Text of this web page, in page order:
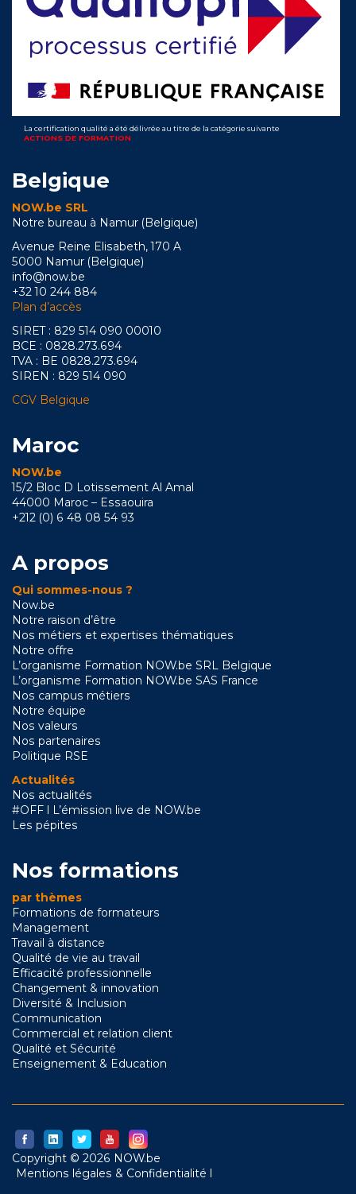
La certification qualité a été délivrée au titre de la catégorie suivante
ACTIONS DE FORMATION
Belgique
NOW.be SRL
Notre bureau à Namur (Belgique)
Avenue Reine Elisabeth, 170 A
5000 Namur (Belgique)
info@now.be
+32 10 244 884
Plan d’accès
SIRET : 829 514 090 00010
BCE : 0828.273.694
TVA : BE 0828.273.694
SIREN : 829 514 090
CGV Belgique
Maroc
NOW.be
15/2 Bloc D Lotissement Al Amal
44000 Maroc – Essaouira
+212 (0) 6 48 08 54 93
A propos
Qui sommes-nous ?
Now.be
Notre raison d’être
Nos métiers et expertises thématiques
Notre offre
L’organisme Formation NOW.be SRL Belgique
L’organisme Formation NOW.be SAS France
Nos campus métiers
Notre équipe
Nos valeurs
Nos partenaires
Politique RSE
Actualités
Nos actualités
#OFF l L’émission live de NOW.be
Les pépites
Nos formations
par thèmes
Formations de formateurs
Management
Travail à distance
Qualité de vie au travail
Efficacité professionnelle
Changement & innovation
Diversité & Inclusion
Communication
Commercial et relation client
Qualité et Sécurité
Enseignement & Education
Copyright © 2026 NOW.be
Mentions légales & Confidentialité l